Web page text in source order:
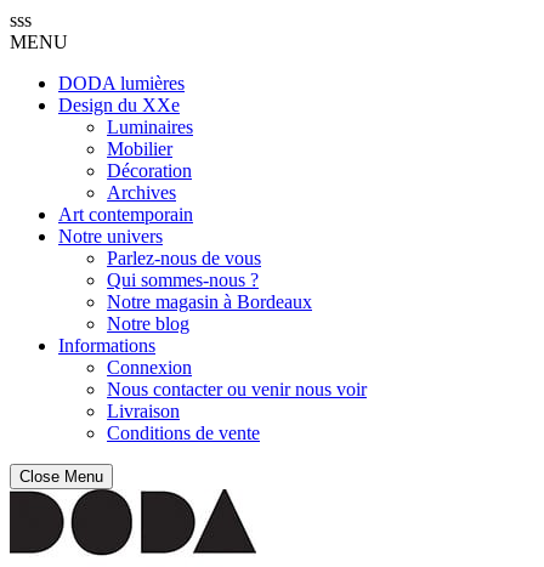
sss
MENU
DODA lumières
Design du XXe
Luminaires
Mobilier
Décoration
Archives
Art contemporain
Notre univers
Parlez-nous de vous
Qui sommes-nous ?
Notre magasin à Bordeaux
Notre blog
Informations
Connexion
Nous contacter ou venir nous voir
Livraison
Conditions de vente
Close Menu